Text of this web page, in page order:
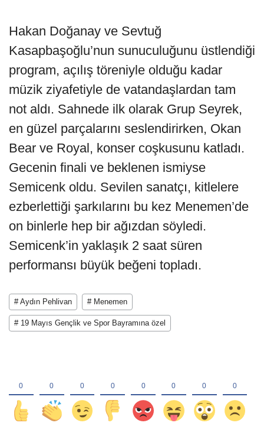
Hakan Doğanay ve Sevtuğ
Kasapbaşoğlu’nun sunuculuğunu üstlendiği
program, açılış töreniyle olduğu kadar
müzik ziyafetiyle de vatandaşlardan tam
not aldı. Sahnede ilk olarak Grup Seyrek,
en güzel parçalarını seslendirirken, Okan
Bear ve Royal, konser coşkusunu katladı.
Gecenin finali ve beklenen ismiyse
Semicenk oldu. Sevilen sanatçı, kitlelere
ezberlettiği şarkılarını bu kez Menemen’de
on binlerle hep bir ağızdan söyledi.
Semicenk’in yaklaşık 2 saat süren
performansı büyük beğeni topladı.
# Aydın Pehlivan # Menemen
# 19 Mayıs Gençlik ve Spor Bayramına özel